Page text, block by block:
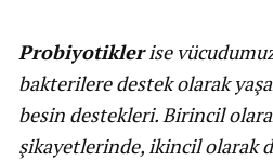
Probiyotiklerise
bakterilere destek olarak
besin destekleri. Birincil
şikayetlerinde, ikincil olarak